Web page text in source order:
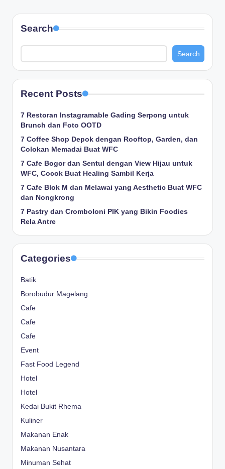
Search
Search
Recent Posts
7 Restoran Instagramable Gading Serpong untuk
Brunch dan Foto OOTD
7 Coffee Shop Depok dengan Rooftop, Garden, dan
Colokan Memadai Buat WFC
7 Cafe Bogor dan Sentul dengan View Hijau untuk
WFC, Cocok Buat Healing Sambil Kerja
7 Cafe Blok M dan Melawai yang Aesthetic Buat WFC
dan Nongkrong
7 Pastry dan Cromboloni PIK yang Bikin Foodies
Rela Antre
Categories
Batik
Borobudur Magelang
Cafe
Cafe
Cafe
Event
Fast Food Legend
Hotel
Hotel
Kedai Bukit Rhema
Kuliner
Makanan Enak
Makanan Nusantara
Minuman Sehat